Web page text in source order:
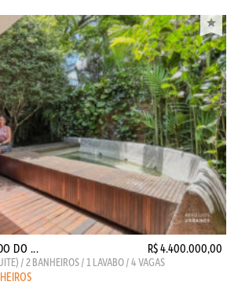
DO ... R$ 4.400.000,00
/ 2 BANHEIROS / 1 LAVABO / 4 VAGAS